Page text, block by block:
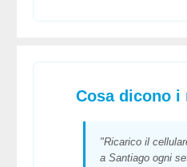
Cosa dicono
"Ricarico il
a Santiago ogni